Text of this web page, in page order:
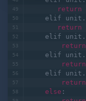
return
    elif unit.
return
    elif unit.
return
    elif unit.
return
    elif unit.
return
    elif unit.
return